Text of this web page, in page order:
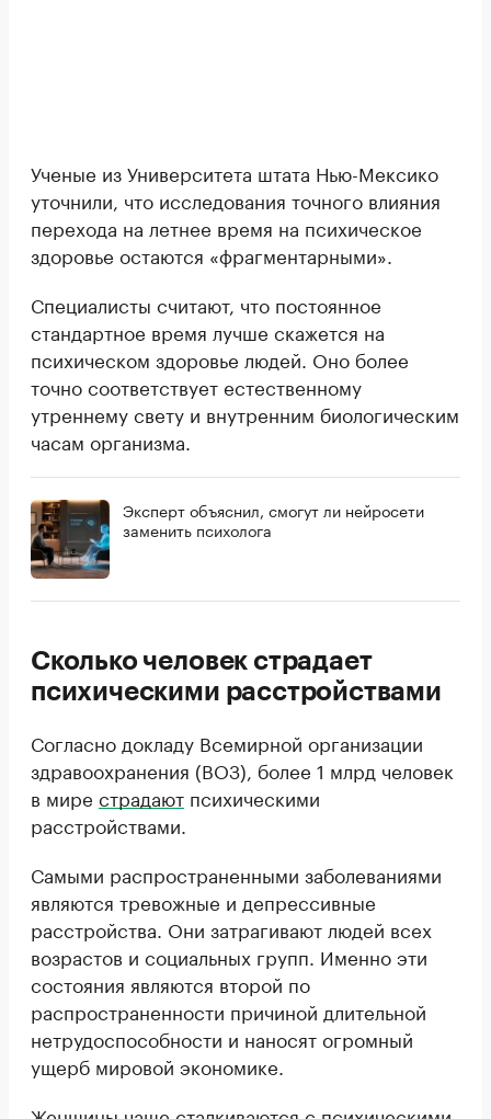
Ученые из Университета штата Нью-Мексико
уточнили, что исследования точного влияния
перехода на летнее время на психическое
здоровье остаются «фрагментарными».
Специалисты считают, что постоянное
стандартное время лучше скажется на
психическом здоровье людей. Оно более
точно соответствует естественному
утреннему свету и внутренним биологическим
часам организма.
Эксперт объяснил, смогут ли нейросети
заменить психолога
Сколько человек страдает
психическими расстройствами
Согласно докладу Всемирной организации
здравоохранения (ВОЗ), более 1 млрд человек
в мире страдают психическими
расстройствами.
Самыми распространенными заболеваниями
являются тревожные и депрессивные
расстройства. Они затрагивают людей всех
возрастов и социальных групп. Именно эти
состояния являются второй по
распространенности причиной длительной
нетрудоспособности и наносят огромный
ущерб мировой экономике.